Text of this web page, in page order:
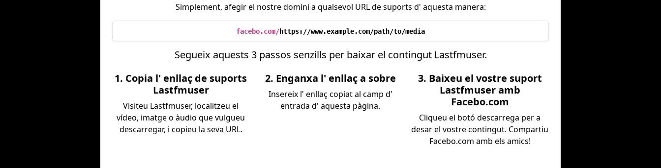
Simplement, afegir el nostre domini a qualsevol URL de suports d' aquesta manera:
facebo.com/https://www.example.com/path/to/media
Segueix aquests 3 passos senzills per baixar el contingut Lastfmuser.
1. Copia l' enllaç de suports
Lastfmuser
Visiteu Lastfmuser, localitzeu el
vídeo, imatge o àudio que vulgueu
descarregar, i copieu la seva URL.
2. Enganxa l' enllaç a sobre
Insereix l' enllaç copiat al camp d'
entrada d' aquesta pàgina.
3. Baixeu el vostre suport
Lastfmuser amb
Facebo.com
Cliqueu el botó descarrega per a
desar el vostre contingut. Compartiu
Facebo.com amb els amics!